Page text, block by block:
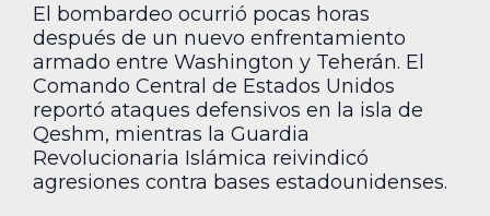
El bombardeo ocurrió pocas horas
después de un nuevo enfrentamiento
armado entre Washington y Teherán. El
Comando Central de Estados Unidos
reportó ataques defensivos en la isla de
Qeshm, mientras la Guardia
Revolucionaria Islámica reivindicó
agresiones contra bases estadounidenses.